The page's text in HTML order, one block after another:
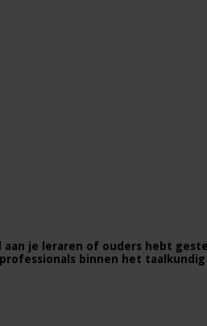
je leraren of ouders hebt
binnen het